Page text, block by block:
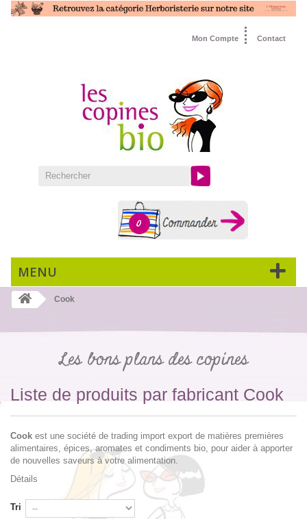
Contact
Mon Compte
0
MENU
Cook
Les bons plans des copines
Liste de produits par fabricant Cook
Cook est une société de trading import export de matières premières
alimentaires, épices, aromates et condiments bio, pour aider à apporter
de nouvelles saveurs à votre alimentation.
Détails
Tri